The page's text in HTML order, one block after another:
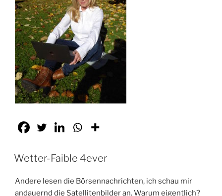
Wetter-Faible 4ever
Andere lesen die Börsennachrichten, ich schau mir
andauernd die Satellitenbilder an. Warum eigentlich?